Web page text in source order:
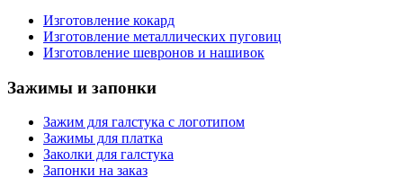
Изготовление кокард
Изготовление металлических пуговиц
Изготовление шевронов и нашивок
Зажимы и запонки
Зажим для галстука с логотипом
Зажимы для платка
Заколки для галстука
Запонки на заказ